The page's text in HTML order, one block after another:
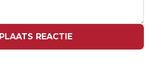
PLAATS REACTIE